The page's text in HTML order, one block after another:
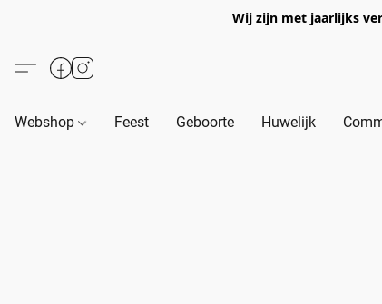
Wij zijn met jaarlijks
Webshop Feest Geboorte Huwelijk